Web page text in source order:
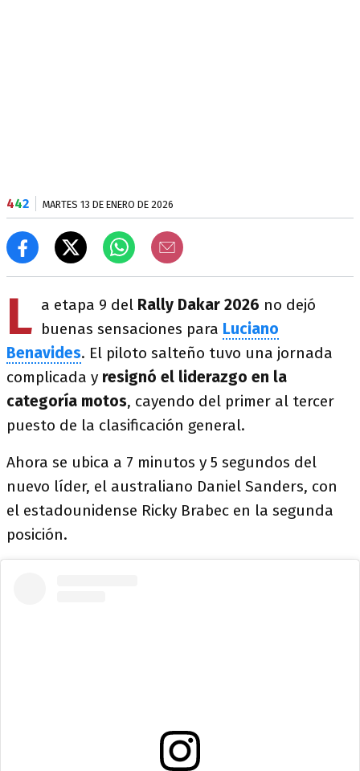
442 MARTES 13 DE ENERO DE 2026
L a etapa 9 del Rally Dakar 2026 no dejó
buenas sensaciones para Luciano
Benavides. El piloto salteño tuvo una jornada
complicada y resignó el liderazgo en la
categoría motos, cayendo del primer al tercer
puesto de la clasificación general.
Ahora se ubica a 7 minutos y 5 segundos del
nuevo líder, el australiano Daniel Sanders, con
el estadounidense Ricky Brabec en la segunda
posición.